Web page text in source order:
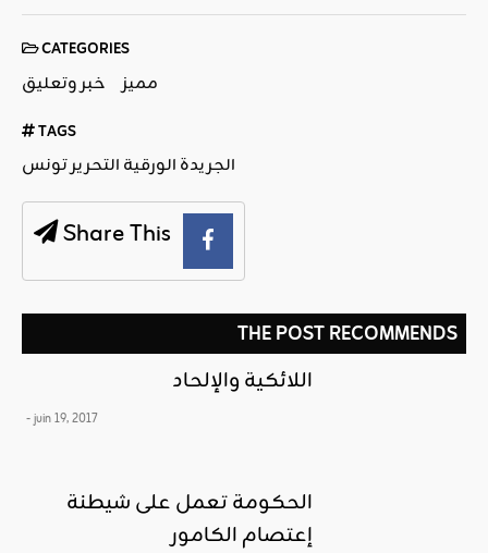
CATEGORIES
خبر وتعليق مميز
TAGS
الجريدة الورقية التحرير تونس
Share This
THE POST RECOMMENDS
اللائكية والإلحاد
- juin 19, 2017
الحكومة تعمل على شيطنة
إعتصام الكامور